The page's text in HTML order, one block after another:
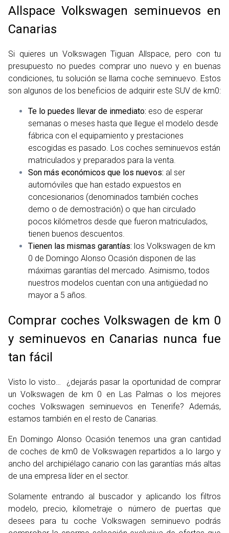
Allspace Volkswagen seminuevos en
Canarias
Si quieres un Volkswagen Tiguan Allspace, pero con tu
presupuesto no puedes comprar uno nuevo y en buenas
condiciones, tu solución se llama coche seminuevo. Estos
son algunos de los beneficios de adquirir este SUV de km0:
Te lo puedes llevar de inmediato: eso de esperar
semanas o meses hasta que llegue el modelo desde
fábrica con el equipamiento y prestaciones
escogidas es pasado. Los coches seminuevos están
matriculados y preparados para la venta.
Son más económicos que los nuevos: al ser
automóviles que han estado expuestos en
concesionarios (denominados también coches
demo o de demostración) o que han circulado
pocos kilómetros desde que fueron matriculados,
tienen buenos descuentos.
Tienen las mismas garantías: los Volkswagen de km
0 de Domingo Alonso Ocasión disponen de las
máximas garantías del mercado. Asimismo, todos
nuestros modelos cuentan con una antigüedad no
mayor a 5 años.
Comprar coches Volkswagen de km 0
y seminuevos en Canarias nunca fue
tan fácil
Visto lo visto… ¿dejarás pasar la oportunidad de comprar
un Volkswagen de km 0 en Las Palmas o los mejores
coches Volkswagen seminuevos en Tenerife? Además,
estamos también en el resto de Canarias.
En Domingo Alonso Ocasión tenemos una gran cantidad
de coches de km0 de Volkswagen repartidos a lo largo y
ancho del archipiélago canario con las garantías más altas
de una empresa líder en el sector.
Solamente entrando al buscador y aplicando los filtros
modelo, precio, kilometraje o número de puertas que
desees para tu coche Volkswagen seminuevo podrás